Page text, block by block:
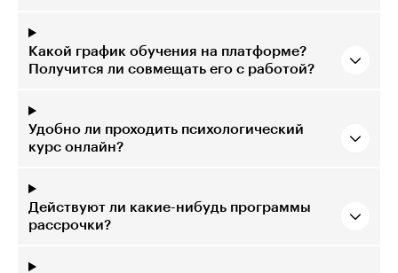
Какой график обучения на платформе?
Получится ли совмещать его с работой?
Удобно ли проходить психологический
курс онлайн?
Действуют ли какие-нибудь программы
рассрочки?